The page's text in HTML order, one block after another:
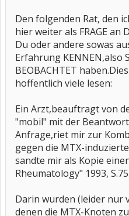
Den folgenden Rat, den
hier weiter als FRAGE an
Du oder andere sowas
Erfahrung KENNEN,also
BEOBACHTET
hoffentlich viele lesen:
Ein Arzt,beauftragt von
"mobil" mit der
Anfrage,riet mir zur
gegen die MTX-
sandte mir als Kopie
Rheumatology" 1993,
Darin wurden (leider nur
denen die MTX-Knoten